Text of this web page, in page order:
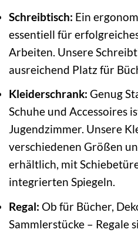
Schreibtisch: Ein
essentiell für
Arbeiten. Unsere
ausreichend Platz für
Kleiderschrank: Genug
Schuhe und Accessoires
Jugendzimmer. Unsere
verschiedenen Größen
erhältlich, mit
integrierten Spiegeln.
Regal: Ob für Bücher,
Sammlerstücke – Regale